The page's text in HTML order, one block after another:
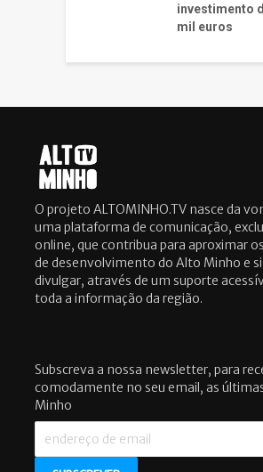
investimento
mil euros
O projeto ALTOMINHO.TV nasce da
uma plataforma de comunicação,
online, que contribua para aproximar
de desenvolvimento do Alto Minho e
divulgar, através de um suporte
toda a informação da região.
Subscreva a nossa newsletter, para
comodamente no seu email, as
Minho